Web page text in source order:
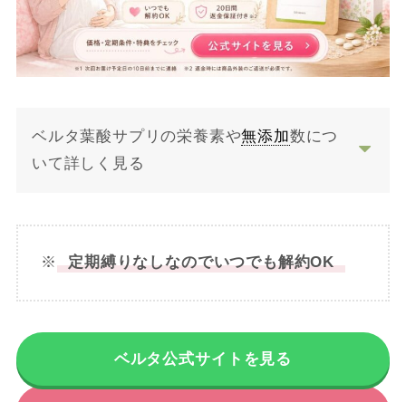
ベルタ葉酸サプリの栄養素や無添加数につ
いて詳しく見る
※ 定期縛りなしなのでいつでも解約OK
ベルタ公式サイトを見る